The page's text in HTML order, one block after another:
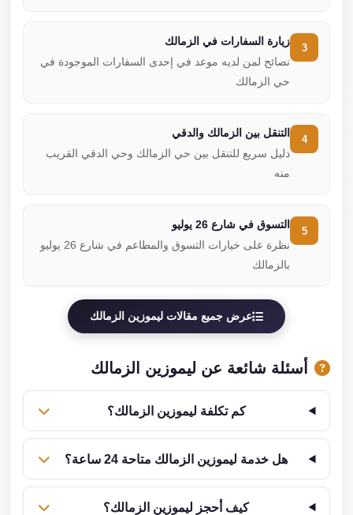
زيارة السفارات في الزمالك
نصائح لمن لديه موعد في إحدى السفارات الموجودة في
حي الزمالك
التنقل بين الزمالك والدقي
دليل سريع للتنقل بين حي الزمالك وحي الدقي القريب
منه
التسوق في شارع 26 يوليو
نظرة على خيارات التسوق والمطاعم في شارع 26 يوليو
بالزمالك
عرض جميع مقالات ليموزين الزمالك
أسئلة شائعة عن ليموزين الزمالك
كم تكلفة ليموزين الزمالك؟
هل خدمة ليموزين الزمالك متاحة 24 ساعة؟
كيف أحجز ليموزين الزمالك؟